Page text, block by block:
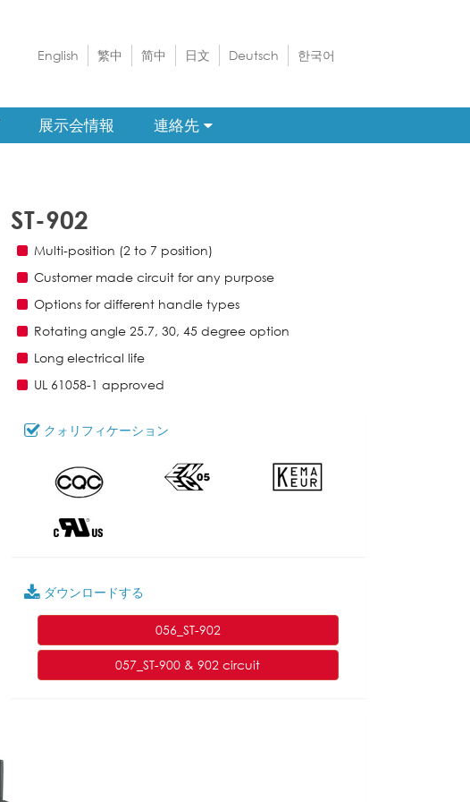
English 繁中 简中 日文 Deutsch 한국어
展示会情報 連絡先
ST-902
Multi-position (2 to 7 position)
Customer made circuit for any purpose
Options for different handle types
Rotating angle 25.7, 30, 45 degree option
Long electrical life
UL 61058-1 approved
クォリフィケーション
ダウンロードする
056_ST-902
057_ST-900 & 902 circuit